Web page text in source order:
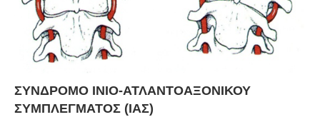
ΣΥΝΔΡΟΜΟ ΙΝΙΟ-ΑΤΛΑΝΤΟΑΞΟΝΙΚΟΥ
ΣΥΜΠΛΕΓΜΑΤΟΣ (ΙΑΣ)